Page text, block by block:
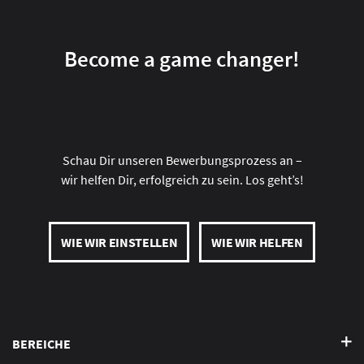
Become a game changer!
Schau Dir unseren Bewerbungsprozess an –
wir helfen Dir, erfolgreich zu sein. Los geht’s!
WIE WIR EINSTELLEN WIE WIR HELFEN
BEREICHE